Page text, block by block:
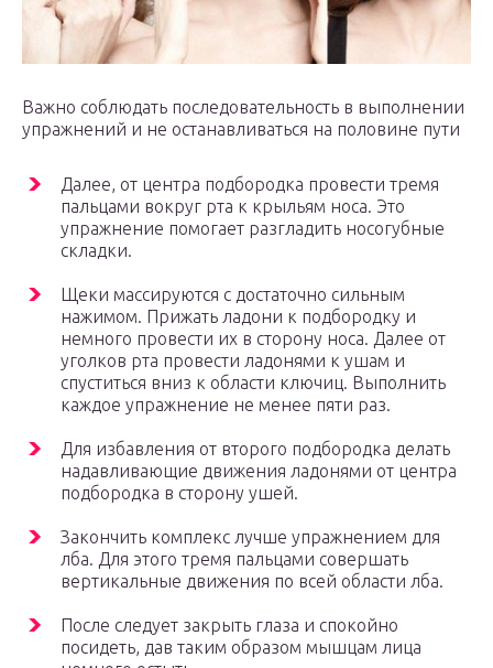
Важно соблюдать последовательность в выполнении
упражнений и не останавливаться на половине пути
Далее, от центра подбородка провести тремя
пальцами вокруг рта к крыльям носа. Это
упражнение помогает разгладить носогубные
складки.
Щеки массируются с достаточно сильным
нажимом. Прижать ладони к подбородку и
немного провести их в сторону носа. Далее от
уголков рта провести ладонями к ушам и
спуститься вниз к области ключиц. Выполнить
каждое упражнение не менее пяти раз.
Для избавления от второго подбородка делать
надавливающие движения ладонями от центра
подбородка в сторону ушей.
Закончить комплекс лучше упражнением для
лба. Для этого тремя пальцами совершать
вертикальные движения по всей области лба.
После следует закрыть глаза и спокойно
посидеть, дав таким образом мышцам лица